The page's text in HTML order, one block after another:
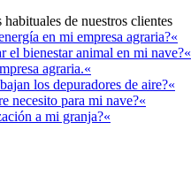
habituales de nuestros clientes
en mi empresa agraria?«
el bienestar animal en mi nave?«
agraria.«
los depuradores de aire?«
necesito para mi nave?«
a mi granja?«